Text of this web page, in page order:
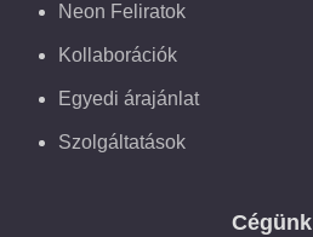
Neon Feliratok
Kollaborációk
Egyedi árajánlat
Szolgáltatások
Cégünk